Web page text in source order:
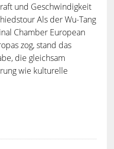
und Geschwindigkeit
Als der Wu-Tang
Chamber European
zog, stand das
die gleichsam
wie kulturelle